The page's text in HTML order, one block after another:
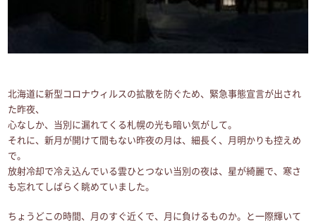
北海道に新型コロナウィルスの拡散を防ぐため、緊急事態宣言が出され
た昨夜、
心なしか、当別に漏れてくる札幌の光も暗い気がして。
それに、新月が開けて間もない昨夜の月は、細長く、月明かりも控えめ
で。
放射冷却で冷え込んでいる雲ひとつない当別の夜は、星が綺麗で、寒さ
も忘れてしばらく眺めていました。
ちょうどこの時間、月のすぐ近くで、月に負けるものか。と一際輝いて